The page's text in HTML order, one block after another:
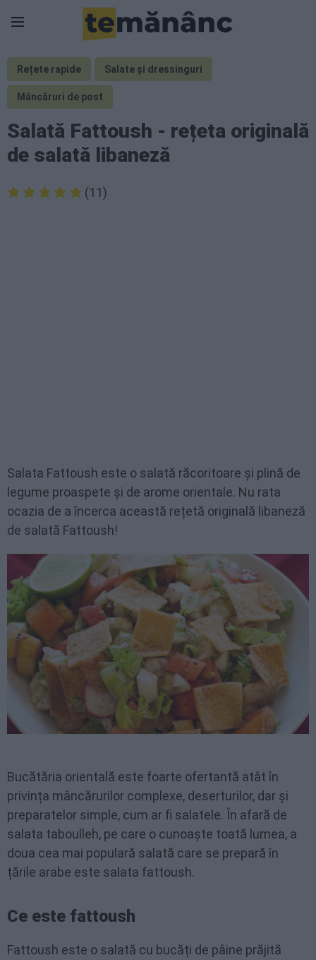
Rețete rapide Salate și dressinguri
Mâncăruri de post
Salată Fattoush - rețeta originală
de salată libaneză
(11)
Salata Fattoush este o salată răcoritoare și plină de
legume proaspete și de arome orientale. Nu rata
ocazia de a încerca această rețetă originală libaneză
de salată Fattoush!
Bucătăria orientală este foarte ofertantă atât în
privința mâncărurilor complexe, deserturilor, dar și
preparatelor simple, cum ar fi salatele. În afară de
salata taboulleh, pe care o cunoaște toată lumea, a
doua cea mai populară salată care se prepară în
țările arabe este salata fattoush.
Ce este fattoush
Fattoush este o salată cu bucăți de pâine prăjită